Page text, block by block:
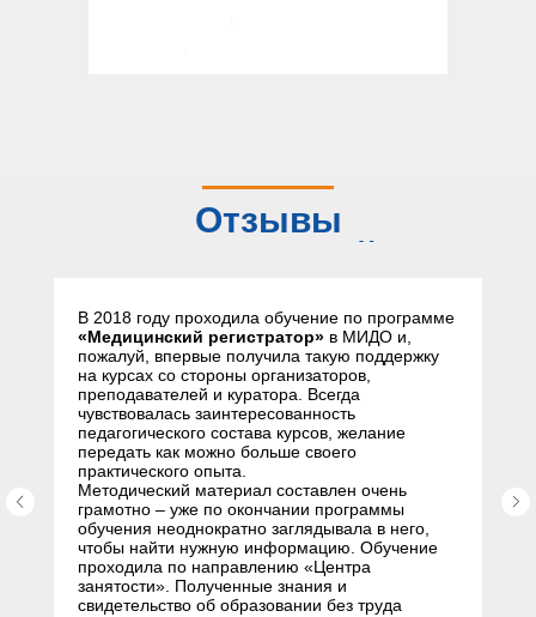
Отзывы
слушателей
В 2018 году проходила обучение по программе
«Медицинский регистратор» в МИДО и,
пожалуй, впервые получила такую поддержку
на курсах со стороны организаторов,
преподавателей и куратора. Всегда
чувствовалась заинтересованность
педагогического состава курсов, желание
передать как можно больше своего
практического опыта.
Методический материал составлен очень
грамотно – уже по окончании программы
обучения неоднократно заглядывала в него,
чтобы найти нужную информацию. Обучение
проходила по направлению «Центра
занятости». Полученные знания и
свидетельство об образовании без труда